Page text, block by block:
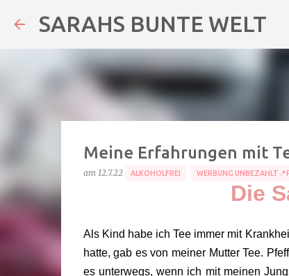
SARAHS BUNTE WELT
Meine Erfahrungen mit
am 12.7.22 ALKOHOLFREI WERBUNG
Die
Als Kind habe ich Tee immer mit
hatte, gab es von meiner Mutter Tee.
es unterwegs, wenn ich mit meinen